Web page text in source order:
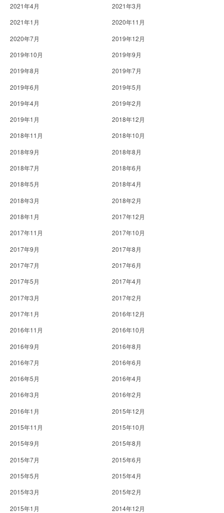
2021年4月
2021年3月
2021年1月
2020年11月
2020年7月
2019年12月
2019年10月
2019年9月
2019年8月
2019年7月
2019年6月
2019年5月
2019年4月
2019年2月
2019年1月
2018年12月
2018年11月
2018年10月
2018年9月
2018年8月
2018年7月
2018年6月
2018年5月
2018年4月
2018年3月
2018年2月
2018年1月
2017年12月
2017年11月
2017年10月
2017年9月
2017年8月
2017年7月
2017年6月
2017年5月
2017年4月
2017年3月
2017年2月
2017年1月
2016年12月
2016年11月
2016年10月
2016年9月
2016年8月
2016年7月
2016年6月
2016年5月
2016年4月
2016年3月
2016年2月
2016年1月
2015年12月
2015年11月
2015年10月
2015年9月
2015年8月
2015年7月
2015年6月
2015年5月
2015年4月
2015年3月
2015年2月
2015年1月
2014年12月